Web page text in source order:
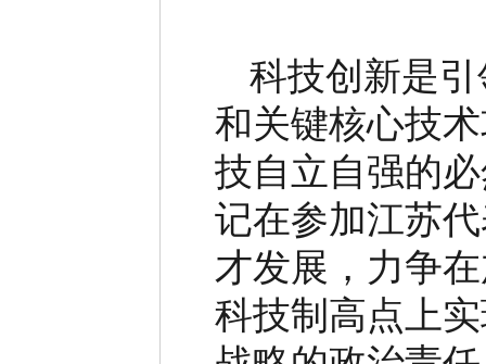
科技创新是
和关键核心技
技自立自强的
记在参加江苏
才发展，力争
科技制高点上